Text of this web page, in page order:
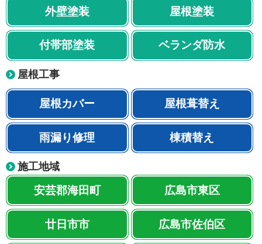
外壁塗装 屋根塗装
付帯部塗装 ベランダ防水
屋根工事
屋根カバー 屋根葺替え
雨漏り修理 棟積替え
施工地域
安芸郡海田町 広島市東区
廿日市市 広島市佐伯区